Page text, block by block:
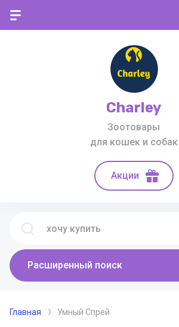
Charley
Зоотовары
для кошек и собак
Акции
Расширенный поиск
Главная Умный Спрей